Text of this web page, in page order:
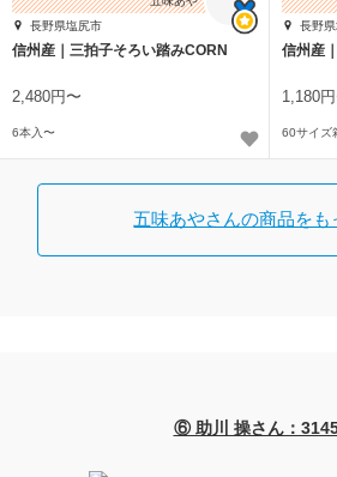
長野県塩尻市
信州産｜三拍子そろい踏みCORN
2,480円〜
6本入〜
長野
信州産
1,180
60サイズ
五味あやさんの商品をも
⑥ 助川 操さん：